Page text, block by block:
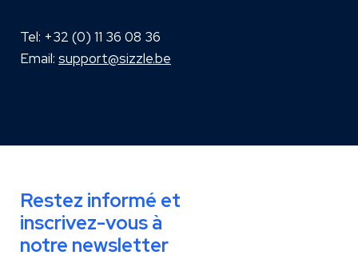
Tel: +32 (0) 11 36 08 36
Email: support@sizzle.be
Restez informé et
inscrivez-vous à
notre newsletter